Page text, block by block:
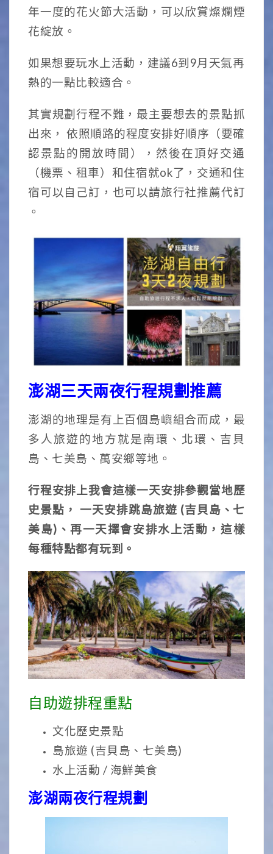
年一度的花火節大活動，可以欣賞燦爛煙
花綻放。
如果想要玩水上活動，建議6到9月天氣再
熱的一點比較適合。
其實規劃行程不難，最主要想去的景點抓
出來， 依照順路的程度安排好順序（要確
認景點的開放時間），然後在頂好交通
（機票、租車）和住宿就ok了，交通和住
宿可以自己訂，也可以請旅行社推薦代訂
。
澎湖三天兩夜行程規劃推薦
澎湖的地理是有上百個島嶼組合而成，最
多人旅遊的地方就是南環、北環、吉貝
島、七美島、萬安鄉等地。
行程安排上我會這樣一天安排參觀當地歷
史景點， 一天安排跳島旅遊 (吉貝島、七
美島)、再一天擇會安排水上活動，這樣
每種特點都有玩到。
自助遊排程重點
文化歷史景點
島旅遊 (吉貝島、七美島)
水上活動 / 海鮮美食
澎湖兩夜行程規劃